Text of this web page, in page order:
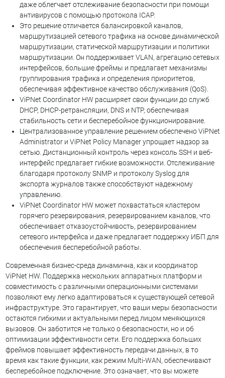
даже облегчает отслеживание безопасности при помощи
антивирусов с помощью протокола ICAP.
Это решение отличается балансировкой каналов,
маршрутизацией сетевого трафика на основе динамической
маршрутизации, статической маршрутизации и политики
маршрутизации. Он поддерживает VLAN, агрегацию сетевых
интерфейсов, большие фреймы и предлагает механизмы
группирования трафика и определения приоритетов,
обеспечивая эффективное качество обслуживания (QoS).
ViPNet Coordinator HW расширяет свои функции до служб
DHCP, DHCP-ретрансляции, DNS и NTP, обеспечивая
стабильность сети и бесперебойное функционирование.
Централизованное управление решением обеспечено ViPNet
Administrator и ViPNet Policy Manager упрощает надзор за
сетью. Дистанционный контроль через консоль SSH и веб-
интерфейс предлагает гибкие возможности. Отслеживание
благодаря протоколу SNMP и протоколу Syslog для
экспорта журналов также способствуют надежному
управлению.
ViPNet Coordinator HW может похвастаться кластером
горячего резервирования, резервированием каналов, что
обеспечивает отказоустойчивость, резервированием
сетевого интерфейса и даже предлагает поддержку ИБП для
обеспечения бесперебойной работы.
Современная бизнес-среда динамична, как и координатор
ViPNet HW. Поддержка нескольких аппаратных платформ и
совместимость с различными операционными системами
позволяют ему легко адаптироваться к существующей сетевой
инфраструктуре. Это гарантирует, что ваши меры безопасности
остаются гибкими и актуальными перед лицом меняющихся
вызовов. Он заботится не только о безопасности, но и об
оптимизации эффективности сети. Его поддержка больших
фреймов повышает эффективность передачи данных, в то
время как такие функции, как режим Multi-WAN, обеспечивают
бесперебойное подключение. Это означает, что вы можете